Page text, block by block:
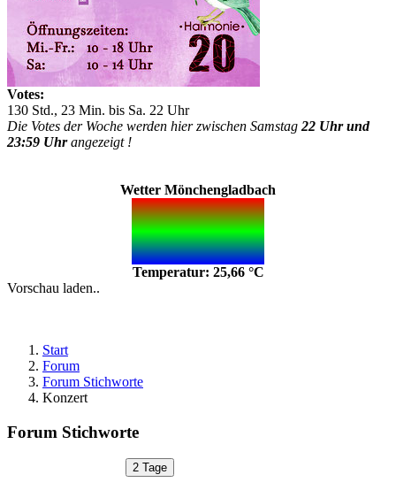
Votes:
130 Std., 23 Min. bis Sa. 22 Uhr
Die Votes der Woche werden hier zwischen Samstag 22 Uhr und
23:59 Uhrangezeigt !
Wetter Mönchengladbach
Temperatur: 25,66 °C
Vorschau laden..
Start
Forum
Forum Stichworte
Konzert
Forum Stichworte
2 Tage